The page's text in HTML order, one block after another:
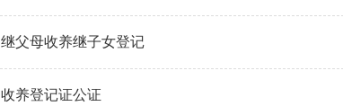
继父母收养继子女登记
收养登记证公证